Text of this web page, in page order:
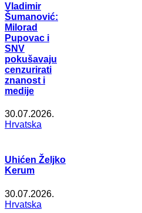
Vladimir
Šumanović:
Milorad
Pupovac i
SNV
pokušavaju
cenzurirati
znanost i
medije
30.07.2026.
Hrvatska
Uhićen Željko
Kerum
30.07.2026.
Hrvatska